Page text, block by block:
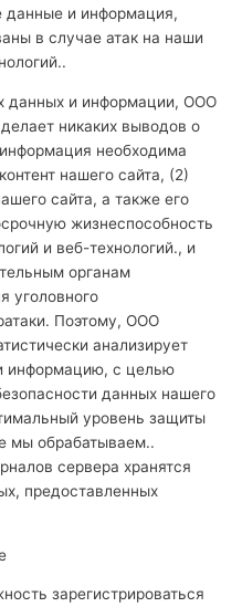
данные и информация,
в случае атак на наши
данных и информации, ООО
никаких выводов о
необходима
нашего сайта, (2)
сайта, а также его
жизнеспособность
и веб-технологий., и
органам
уголовного
Поэтому, ООО
анализирует
информацию, с целью
данных нашего
уровень защиты
мы обрабатываем..
сервера хранятся
предоставленных
зарегистрироваться